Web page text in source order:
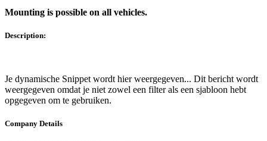
Mounting is possible on all vehicles.
Description:
Je dynamische Snippet wordt hier weergegeven... Dit bericht wordt
weergegeven omdat je niet zowel een filter als een sjabloon hebt
opgegeven om te gebruiken.
Company Details